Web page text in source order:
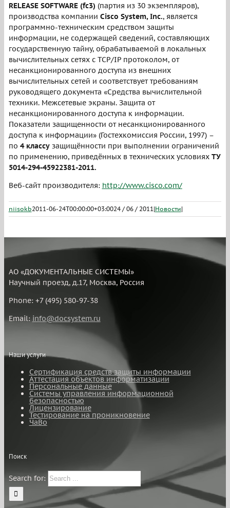
RELEASE SOFTWARE (fc3) (партия из 30 экземпляров),
производства компании Cisco System, Inc., является
программно-техническим средством защиты
информации, не содержащей сведений, составляющих
государственную тайну, обрабатываемой в локальных
вычислительных сетях с TCP/IP протоколом, от
несанкционированного доступа из внешних
вычислительных сетей и соответствует требованиям
руководящего документа «Средства вычислительной
техники. Межсетевые экраны. Защита от
несанкционированного доступа к информации.
Показатели защищенности от несанкционированного
доступа к информации» (Гостехкомиссия России, 1997) –
по 4 классузащищённости при выполнении ограничений
по применению, приведённых в технических условиях ТУ
5014-294-45922381-2011.
Веб-сайт производителя: http://www.cisco.com/
niisokb2011-06-24T00:00:00+03:0024 / 06 / 2011|Новости|
АО «ДОКУМЕНТАЛЬНЫЕ СИСТЕМЫ»
Научный проезд, д.17, Москва, Россия
Phone: +7 (495) 580-97-38
Email: info@docsystem.ru
Наши услуги
Сертификация средств защиты информации
Аттестация объектов информатизации
Персональные данные
Системы управления информационной
безопасностью
Лицензирование
Тестирование на проникновение
ЧаВо
Поиск
Search for: